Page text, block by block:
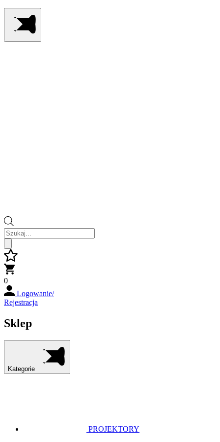
Wyszukiwarka
produktów
0
Logowanie/
Rejestracja
Sklep
Kategorie
PROJEKTORY